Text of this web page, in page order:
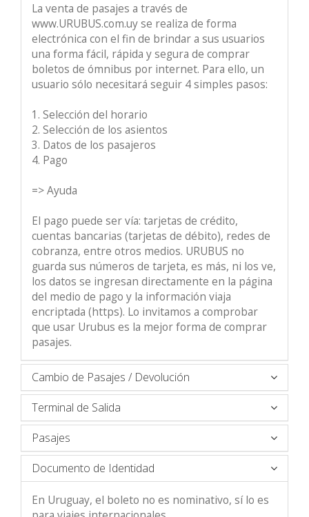
La venta de pasajes a través de
www.URUBUS.com.uy se realiza de forma
electrónica con el fin de brindar a sus usuarios
una forma fácil, rápida y segura de comprar
boletos de ómnibus por internet. Para ello, un
usuario sólo necesitará seguir 4 simples pasos:
1. Selección del horario
2. Selección de los asientos
3. Datos de los pasajeros
4. Pago
=> Ayuda
El pago puede ser vía: tarjetas de crédito,
cuentas bancarias (tarjetas de débito), redes de
cobranza, entre otros medios. URUBUS no
guarda sus números de tarjeta, es más, ni los ve,
los datos se ingresan directamente en la página
del medio de pago y la información viaja
encriptada (https). Lo invitamos a comprobar
que usar Urubus es la mejor forma de comprar
pasajes.
Cambio de Pasajes / Devolución
Terminal de Salida
Pasajes
Documento de Identidad
En Uruguay, el boleto no es nominativo, sí lo es